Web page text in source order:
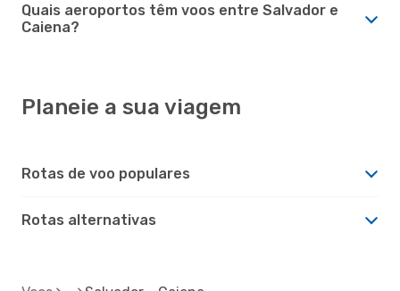
Quais aeroportos têm voos entre Salvador e
Caiena?
Planeie a sua viagem
Rotas de voo populares
Rotas alternativas